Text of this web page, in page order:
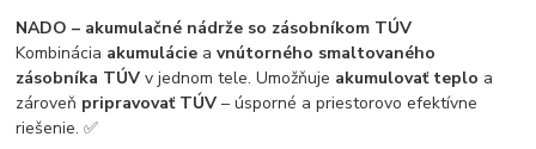
NADO – akumulačné nádrže so zásobníkom TÚV
Kombinácia akumulácie avnútorného smaltovaného
zásobníka TÚV v jednom tele. Umožňuje akumulovať teplo a
zároveň pripravovať TÚV – úsporné a priestorovo efektívne
riešenie. ✅